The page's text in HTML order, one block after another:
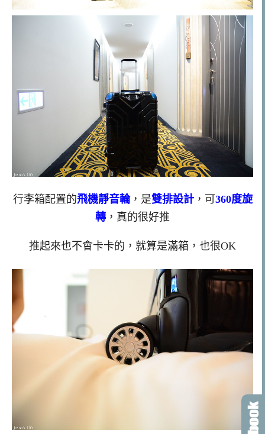
行李箱配置的飛機靜音輪，是雙排設計，可 360度旋
轉 ，真的很好推
推起來也不會卡卡的，就算是滿箱，也很OK